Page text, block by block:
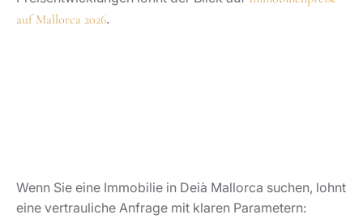
Marcel Remus Real Estate prüft passende Objekte,
Rhythmus, wirkt durch die Tramuntana-Lage jedoch
nuancierter als an flachen Küstenabschnitten. Frühling